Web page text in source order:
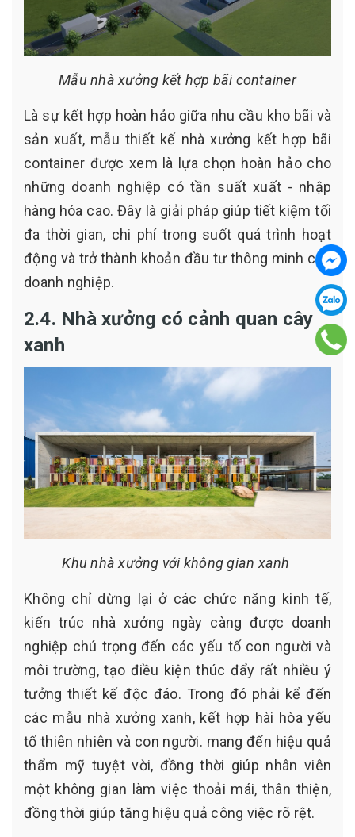
Mẫu nhà xưởng kết hợp bãi container
Là sự kết hợp hoàn hảo giữa nhu cầu kho bãi và
sản xuất, mẫu thiết kế nhà xưởng kết hợp bãi
container được xem là lựa chọn hoàn hảo cho
những doanh nghiệp có tần suất xuất - nhập
hàng hóa cao. Đây là giải pháp giúp tiết kiệm tối
đa thời gian, chi phí trong suốt quá trình hoạt
động và trở thành khoản đầu tư thông minh của
doanh nghiệp.
2.4. Nhà xưởng có cảnh quan cây
xanh
Khu nhà xưởng với không gian xanh
Không chỉ dừng lại ở các chức năng kinh tế,
kiến trúc nhà xưởng ngày càng được doanh
nghiệp chú trọng đến các yếu tố con người và
môi trường, tạo điều kiện thúc đẩy rất nhiều ý
tưởng thiết kế độc đáo. Trong đó phải kể đến
các mẫu nhà xưởng xanh, kết hợp hài hòa yếu
tố thiên nhiên và con người. mang đến hiệu quả
thẩm mỹ tuyệt vời, đồng thời giúp nhân viên
một không gian làm việc thoải mái, thân thiện,
đồng thời giúp tăng hiệu quả công việc rõ rệt.